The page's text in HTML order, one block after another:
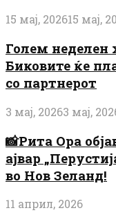
15 мај, 202615 мај,
Голем неделен
Биковите ќе
со партнерот
3 мај, 20263 мај,
📸Рита Ора
ајвар
во Нов Зеланд!
11 април, 2026